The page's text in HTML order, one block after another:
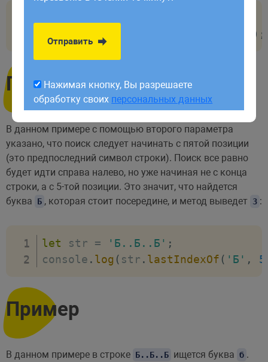
) ;
Пример
В данном примере с помощью второго параметра
указано, что поиск следует начинать с пятой позиции
(это предпоследний символ строки). Поиск все равно
будет идти справа налево, но уже начиная не с конца
строки, а с 5-той позиции. Это значит, что найдется
буква
Б , которая стоит посередине, и метод выведет 3 :
let str = 'Б..Б..Б' ;
console . log ( str . lastIndexOf ( 'Б' , 5
Пример
В данном примере в строке Б..Б..Б ищется буква б .
обработку своихперсональных данных
Отправить
Нажимая кнопку, Вы разрешаете
обработку своих персональных данных